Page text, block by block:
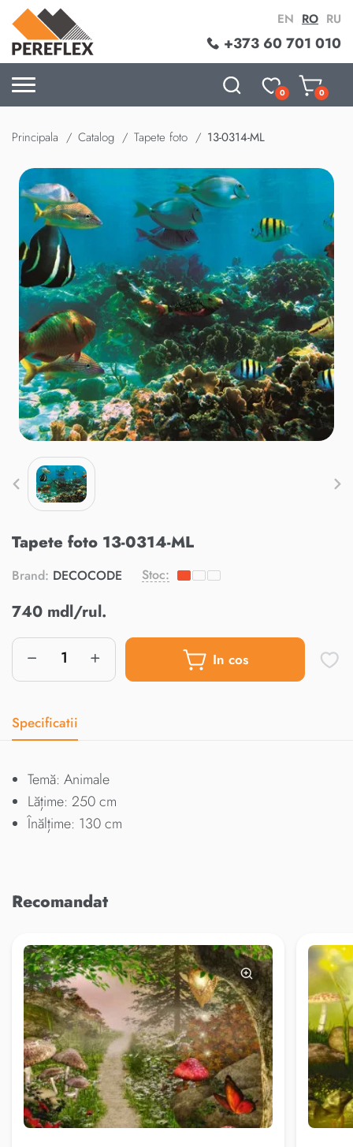
+373 60 701 010
EN RO RU
0 0
Principala Catalog Tapete foto 13-0314-ML
Tapete foto 13-0314-ML
Brand: DECOCODE Stoc:
740 mdl/rul.
In cos
Specificatii
Temă: Animale
Lățime: 250 cm
Înălțime: 130 cm
Recomandat